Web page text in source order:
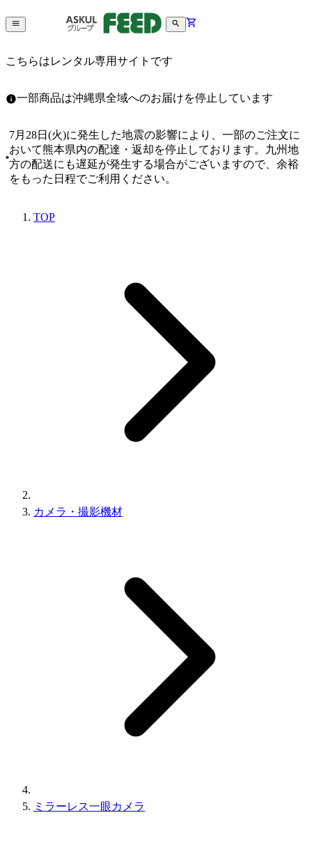
こちらはレンタル専用サイトです
一部商品は沖縄県全域へのお届けを停止しています
7月28日(火)に発生した地震の影響により、一部のご注文に
おいて熊本県内の配達・返却を停止しております。九州地
方の配送にも遅延が発生する場合がございますので、余裕
をもった日程でご利用ください。
TOP
カメラ・撮影機材
ミラーレス一眼カメラ